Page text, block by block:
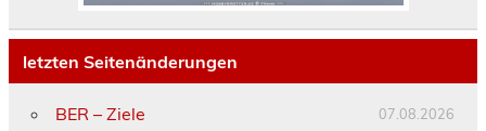
letzten Seitenänderungen
BER – Ziele 07.08.2026